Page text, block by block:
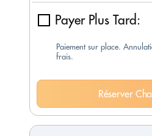
Payer Plus Tard:
Paiement sur place.
frais.
Réserver